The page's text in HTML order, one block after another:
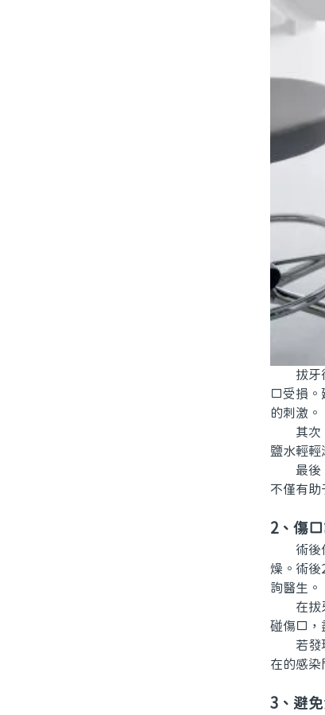
拔牙後
口受損
的刺激。
其次，
鹽水輕輕
最後，
不僅有助
2、傷
術後傷
燥。術後
詢醫生。
在拔牙
碰傷口，
若發現
在的感染
3、避